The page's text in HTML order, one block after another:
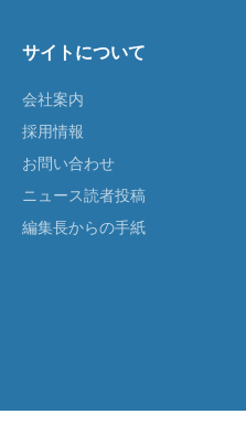
サイトについて
会社案内
採用情報
お問い合わせ
ニュース読者投稿
編集長からの手紙